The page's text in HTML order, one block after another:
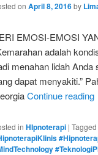
on April 8, 2016by
EMOSI-EMOSI
adalah
menahan lidah
dapat menyakiti.”
Continue reading
in HIpnoterapi | Tagged